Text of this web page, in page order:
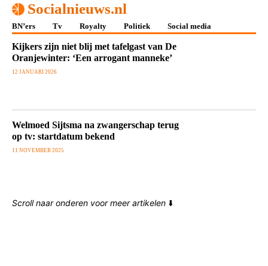
Socialnieuws.nl
BN’ers Tv Royalty Politiek Social media
Kijkers zijn niet blij met tafelgast van De
Oranjewinter: ‘Een arrogant manneke’
12 JANUARI 2026
Welmoed Sijtsma na zwangerschap terug
op tv: startdatum bekend
11 NOVEMBER 2025
Scroll naar onderen voor meer artikelen ⬇️